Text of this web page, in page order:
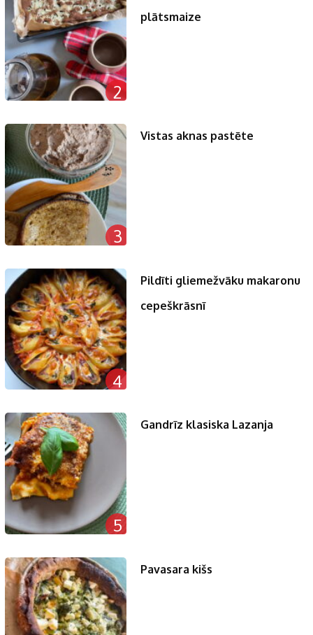
2
plātsmaize
3
Vistas aknas pastēte
4
Pildīti gliemežvāku makaronu
cepeškrāsnī
5
Gandrīz klasiska Lazanja
Pavasara kišs